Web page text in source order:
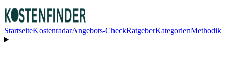
StartseiteKostenradarAngebots-CheckRatgeberKategorienMethodik